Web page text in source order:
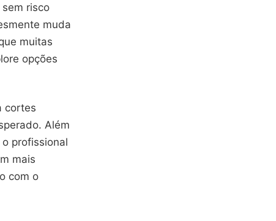
risco
muda
muitas
opções
cortes
Além
profissional
mais
com o